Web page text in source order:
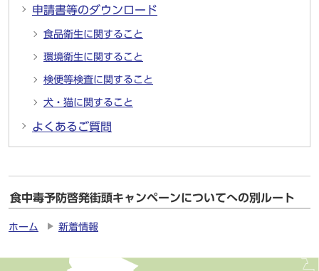
申請書等のダウンロード
食品衛生に関すること
環境衛生に関すること
検便等検査に関すること
犬・猫に関すること
よくあるご質問
食中毒予防啓発街頭キャンペーンについてへの別ルート
ホーム 新着情報